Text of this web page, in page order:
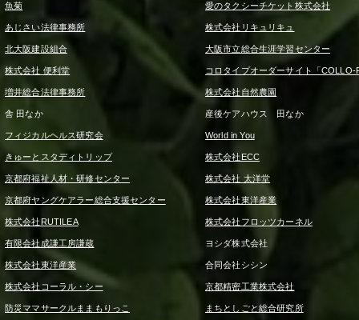
魚菊 愛のタクシーチケット株式会社
あじさい法律事務所 株式会社リキュリキュ
北大阪建設組合 大阪市立総合生涯学習センター
株式会社 便利堂 コロタイプオーダーサイト「COLLO-
増井総合法律事務所 株式会社自然農園
舎 田なか 産後ケアハウス 田なか
フィジカルヘルス研究会 World in You
きゅーとスタディトリップ 株式会社ECC
京都府福祉人材・研修センター 株式会社 太洋堂
京都府ヤングケアラー総合支援センター 株式会社東洋産業
株式会社RUTILEA 株式会社フロッツカーネル
有限会社成謙工房謙蔵 ヨシダ株式会社
株式会社東洋産業 合同会社シシン
株式会社コーラル・シー 京都精密工業株式会社
防災ママサークルままもりっこ まちとしごと総合研究所